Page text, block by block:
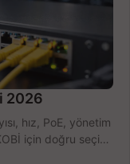
2026
hız, PoE, yönetim
için doğru seçimi